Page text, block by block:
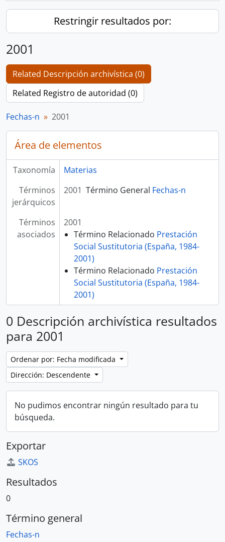
Restringir resultados por:
2001
Related Descripción archivística (0)
Related Registro de autoridad (0)
Fechas-n 2001
Área de elementos
Taxonomía
Materias
Términos
jerárquicos
2001 Término General Fechas-n
Términos
asociados
2001
Término Relacionado Prestación
Social Sustitutoria (España, 1984-
2001)
Término Relacionado Prestación
Social Sustitutoria (España, 1984-
2001)
0 Descripción archivística resultados
para 2001
Ordenar por: Fecha modificada
Dirección: Descendente
No pudimos encontrar ningún resultado para tu
búsqueda.
Exportar
SKOS
Resultados
0
Término general
Fechas-n